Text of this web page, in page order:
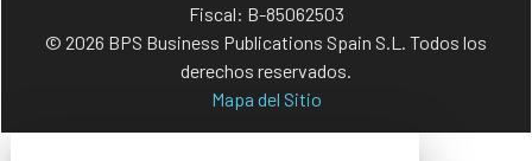
Fiscal: B-85062503
© 2026 BPS Business Publications Spain S.L. Todos los
derechos reservados.
Mapa del Sitio